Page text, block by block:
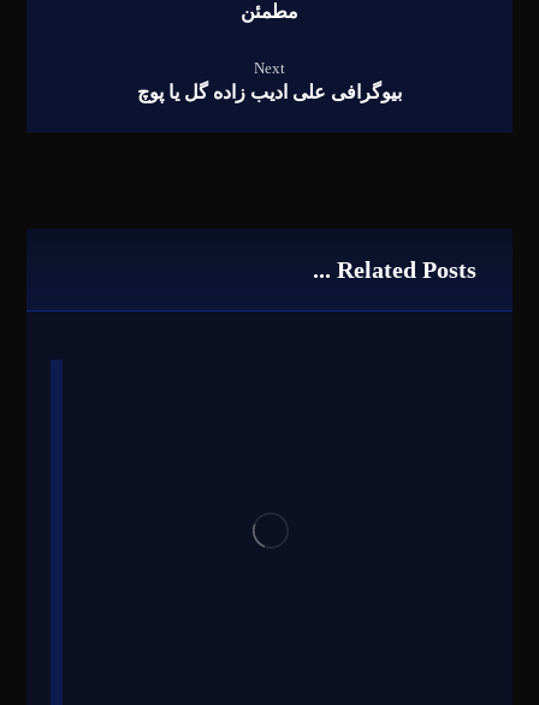
مطمئن
Next
بیوگرافی علی ادیب زاده گل یا پوچ
Related Posts ...